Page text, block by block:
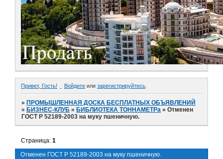
Привет, Гость! Войдите или зарегистрируйтесь
»ПРОМЫШЛЕННАЯ ДОСКА БЕСПЛАТНЫХ ОБЪЯВЛЕНИЙ
»БИЗНЕС-КЛУБ »БИБЛИОТЕКА ТОННАМЕТРа »Отменен
ГОСТ Р 52189-2003 на муку пшеничную.
Отменен ГОСТ Р 52189-2003 на муку пшеничную.
Страница:1